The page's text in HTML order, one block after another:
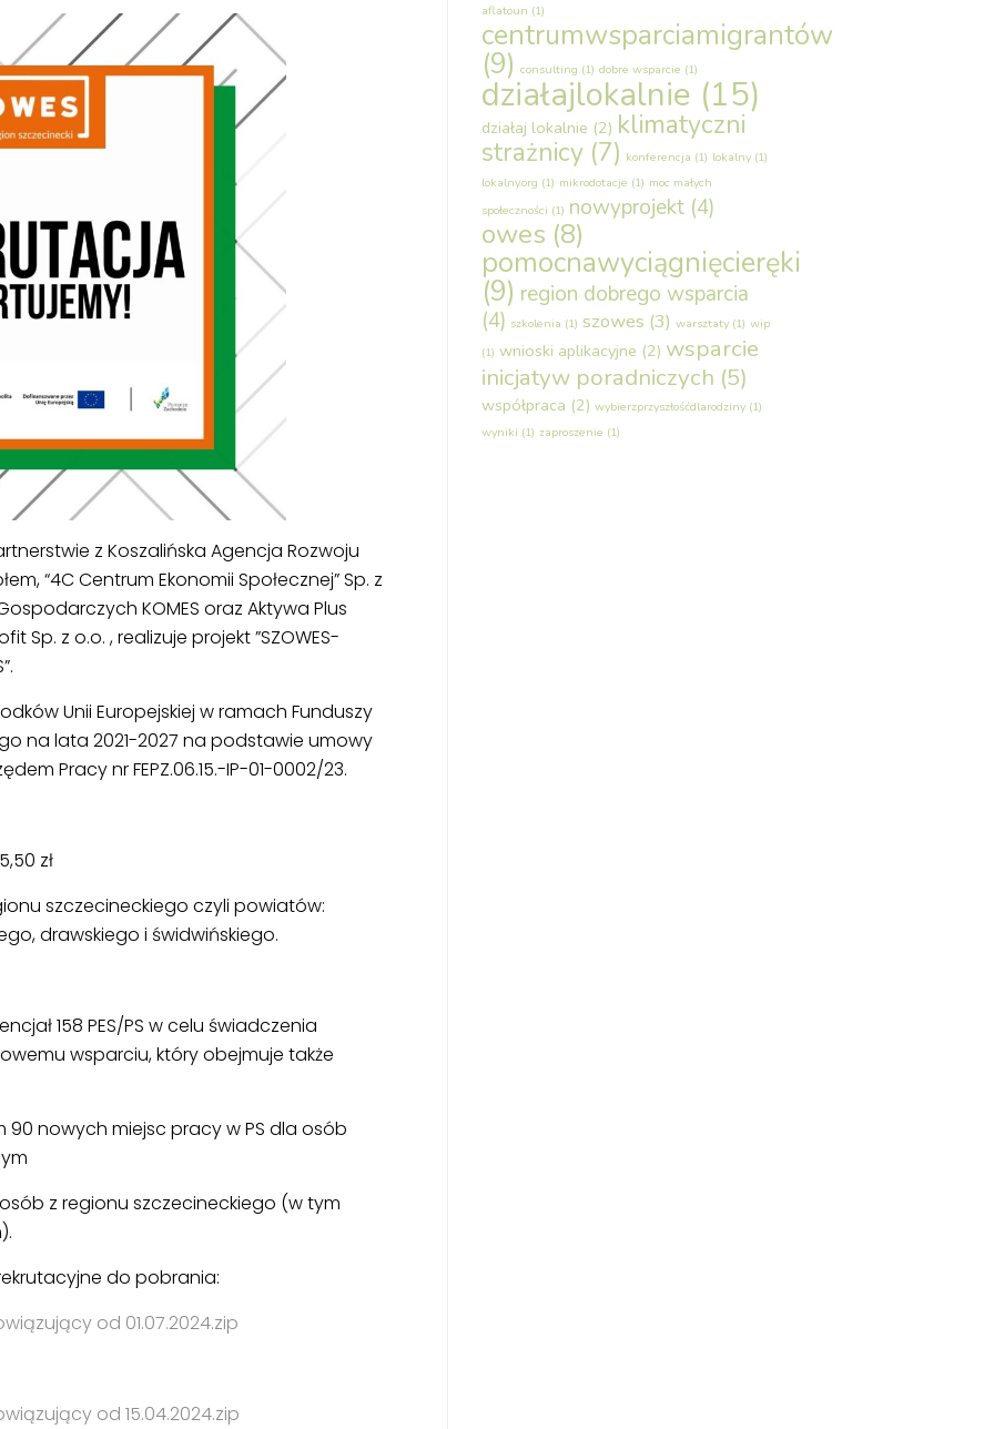
z Koszalińska Agencja Rozwoju
“4C Centrum Ekonomii Społecznej” Sp. z
KOMES oraz Aktywa Plus
Sp. z o.o. , realizuje projekt ”SZOWES-
Unii Europejskiej w ramach Funduszy
na lata 2021-2027 na podstawie umowy
Pracy nr FEPZ.06.15.-IP-01-0002/23.
zł
szczecineckiego czyli powiatów:
drawskiego i świdwińskiego.
158 PES/PS w celu świadczenia
wsparciu, który obejmuje także
90 nowych miejsc pracy w PS dla osób
z regionu szczecineckiego (w tym
do pobrania:
od 01.07.2024.zip
od 15.04.2024.zip
aflatoun (1)
centrumwsparciamigrantów
(9) consulting (1) dobre wsparcie (1)
działajlokalnie (15)
działaj lokalnie (2) klimatyczni
strażnicy (7) konferencja (1) lokalny (1)
lokalny.org (1) mikrodotacje (1) moc małych
społeczności (1) nowyprojekt (4)
owes (8)
pomocnawyciągnięcieręki
(9) region dobrego wsparcia
(4) szkolenia (1) szowes (3) warsztaty (1) wip
(1) wnioski aplikacyjne (2) wsparcie
inicjatyw poradniczych (5)
współpraca (2) wybierzprzyszłośćdlarodziny (1)
wyniki (1) zaproszenie (1)